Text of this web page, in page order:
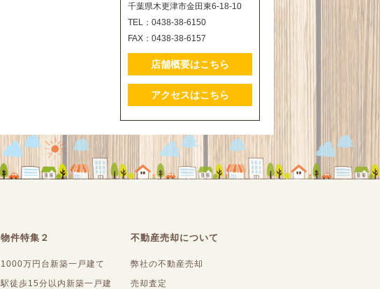
千葉県木更津市金田東6-18-10
TEL：0438-38-6150
FAX：0438-38-6157
店舗概要はこちら
アクセスはこちら
物件特集２
1000万円台新築一戸建て
駅徒歩15分以内新築一戸建
不動産売却について
弊社の不動産売却
売却査定